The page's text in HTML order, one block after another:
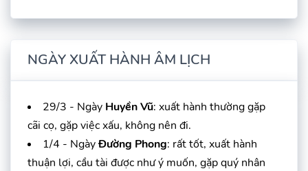
NGÀY XUẤT HÀNH ÂM LỊCH
29/3 - Ngày Huyền Vũ: xuất hành thường gặp
cãi cọ, gặp việc xấu, không nên đi.
1/4 - NgàyĐường Phong: rất tốt, xuất hành
thuận lợi, cầu tài được như ý muốn, gặp quý nhân